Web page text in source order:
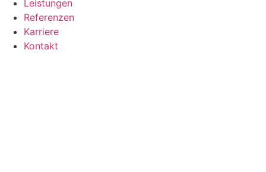
Leistungen
Referenzen
Karriere
Kontakt